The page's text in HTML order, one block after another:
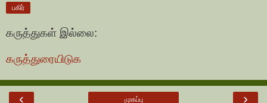
பகிர்
கருத்துகள் இல்லை:
கருத்துரையிடுக
‹ ›
முகப்பு